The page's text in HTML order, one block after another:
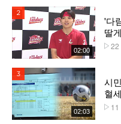
02:00
'다
딸
22
02:03
시
혈
11